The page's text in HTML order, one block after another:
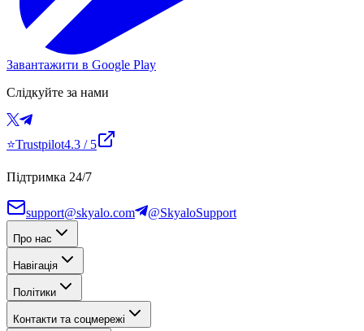
Завантажити в Google Play
Слідкуйте за нами
⭐Trustpilot4.3 / 5
Підтримка 24/7
support@skyalo.com @SkyaloSupport
Про нас
Навігація
Політики
Контакти та соцмережі